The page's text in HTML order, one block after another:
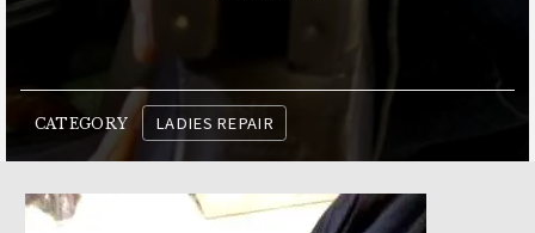
CATEGORY LADIES REPAIR